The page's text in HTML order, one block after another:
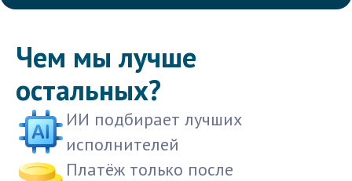
Чем мы лучше
остальных?
ИИ подбирает лучших
исполнителей
Платёж только после